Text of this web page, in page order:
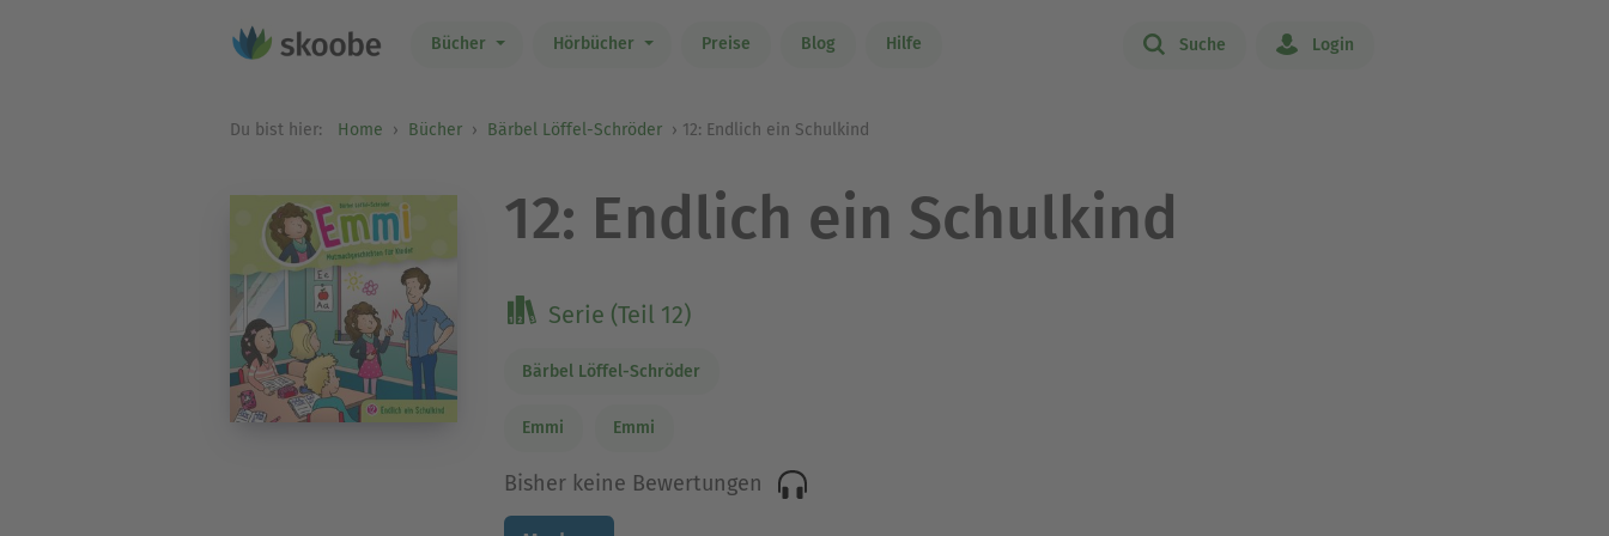
Bücher Hörbücher Preise Blog Hilfe Suche Login
Du bist hier: Home Bücher Bärbel Löffel-Schröder 12: Endlich ein Schulkind
12: Endlich ein Schulkind
Serie (Teil 12)
Bärbel Löffel-Schröder
Emmi Emmi
Bisher keine Bewertungen